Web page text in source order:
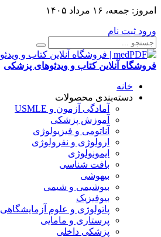
امروز: جمعه، ۱۶ مرداد ۱۴۰۵
ورود ثبت نام
فروشگاه آنلاین کتاب و ویدئوهای پزشکی
خانه
دسته‌بندی محصولات
آمادگی آزمون و USMLE
آموزش پزشکی
آناتومی و فیزیولوژی
ارولوژی و نفرولوژی
ایمونولوژی
بافت شناسی
بیهوشی
بیوشیمی و شیمی
بیوفیزیک
پاتولوژی و علوم آزمایشگاهی
پرستاری و مامایی
پزشکی داخلی